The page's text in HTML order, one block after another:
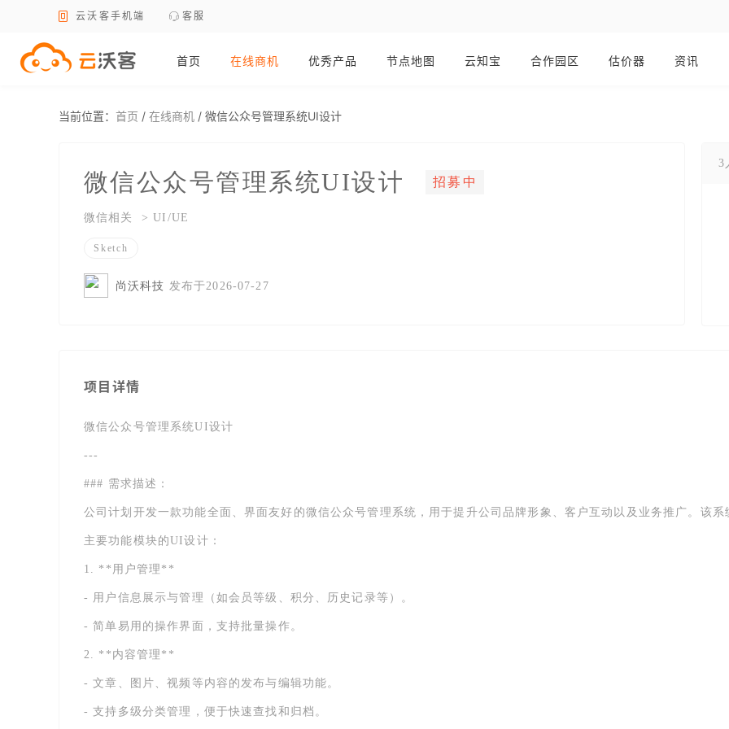
云沃客手机端 客服
首页 在线商机 优秀产品 节点地图 云知宝 合作园区 估价器 资讯
当前位置： 首页 / 在线商机 / 微信公众号管理系统UI设计
微信公众号管理系统UI设计 招募中
微信相关 > UI/UE
Sketch
尚沃科技 发布于2026-07-27
3
项目详情
微信公众号管理系统UI设计
---
### 需求描述：
公司计划开发一款功能全面、界面友好的微信公众号管理系统，用于提升公司品牌形象、客户互动以及业务推广。该系
主要功能模块的UI设计：
1. **用户管理**
- 用户信息展示与管理（如会员等级、积分、历史记录等）。
- 简单易用的操作界面，支持批量操作。
2. **内容管理**
- 文章、图片、视频等内容的发布与编辑功能。
- 支持多级分类管理，便于快速查找和归档。